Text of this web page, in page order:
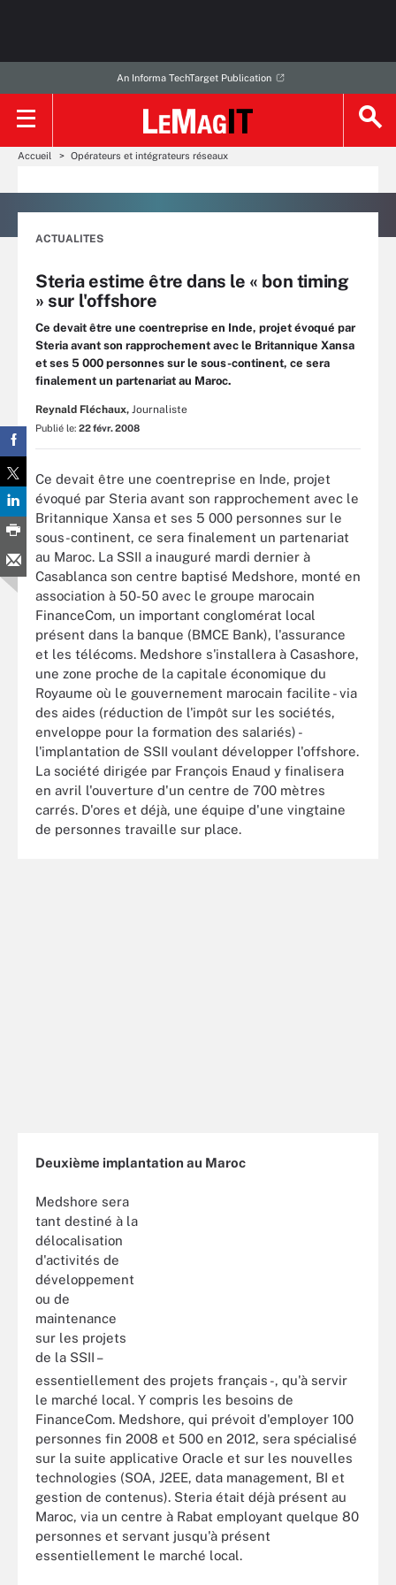
An Informa TechTarget Publication
Accueil Opérateurs et intégrateurs réseaux
ACTUALITES
Steria estime être dans le « bon timing
» sur l'offshore
Ce devait être une coentreprise en Inde, projet évoqué par
Steria avant son rapprochement avec le Britannique Xansa
et ses 5 000 personnes sur le sous-continent, ce sera
finalement un partenariat au Maroc.
Reynald Fléchaux, Journaliste
Publié le: 22 févr. 2008
Ce devait être une coentreprise en Inde, projet
évoqué par Steria avant son rapprochement avec le
Britannique Xansa et ses 5 000 personnes sur le
sous-continent, ce sera finalement un partenariat
au Maroc. La SSII a inauguré mardi dernier à
Casablanca son centre baptisé Medshore, monté en
association à 50-50 avec le groupe marocain
FinanceCom, un important conglomérat local
présent dans la banque (BMCE Bank), l'assurance
et les télécoms. Medshore s'installera à Casashore,
une zone proche de la capitale économique du
Royaume où le gouvernement marocain facilite - via
des aides (réduction de l'impôt sur les sociétés,
enveloppe pour la formation des salariés) -
l'implantation de SSII voulant développer l'offshore.
La société dirigée par François Enaud y finalisera
en avril l'ouverture d'un centre de 700 mètres
carrés. D'ores et déjà, une équipe d'une vingtaine
de personnes travaille sur place.
Deuxième implantation au Maroc
Medshore sera
tant destiné à la
délocalisation
d'activités de
développement
ou de
maintenance
sur les projets
de la SSII –
essentiellement des projets français -, qu'à servir
le marché local. Y compris les besoins de
FinanceCom. Medshore, qui prévoit d'employer 100
personnes fin 2008 et 500 en 2012, sera spécialisé
sur la suite applicative Oracle et sur les nouvelles
technologies (SOA, J2EE, data management, BI et
gestion de contenus). Steria était déjà présent au
Maroc, via un centre à Rabat employant quelque 80
personnes et servant jusqu'à présent
essentiellement le marché local.